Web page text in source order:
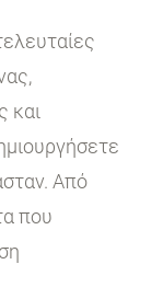
και
Από
που